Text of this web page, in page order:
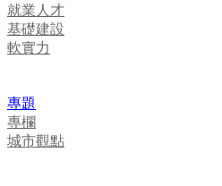
就業人才
基礎建設
軟實力
專題
專欄
城市觀點